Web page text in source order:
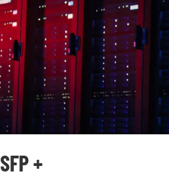
10 جيجابت SFP +